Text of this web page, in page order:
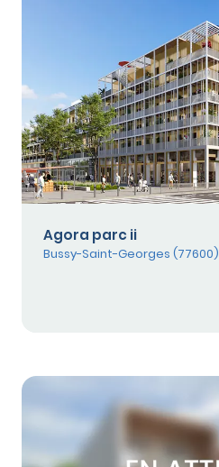
Agora parc ii
Bussy-Saint-Georges (77600)